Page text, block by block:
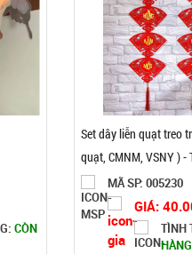
CÒN
Set dây liễn quạt treo
quạt, CMNM, VSNY ) -
MÃ SP: 005230
GIÁ:
TÌNH
HÀNG